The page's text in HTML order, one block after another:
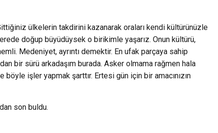
ülkelerin takdirini kazanarak oraları kendi kültürünüzle
doğup büyüdüysek o birikimle yaşarız. Onun kültürü,
Medeniyet, ayrıntı demektir. En ufak parçaya sahip
bir sürü arkadaşım burada. Asker olmama rağmen hala
işler yapmak şarttır. Ertesi gün için bir amacınızın
son buldu.